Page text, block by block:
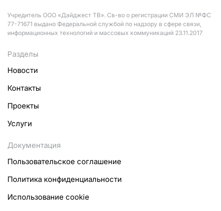
Учредитель ООО «Дайджест ТВ». Св-во о регистрации СМИ ЭЛ №ФС
77-71671 выдано Федеральной службой по надзору в сфере связи,
информационных технологий и массовых коммуникаций 23.11.2017
Разделы
Новости
Контакты
Проекты
Услуги
Документация
Пользовательское соглашение
Политика конфиденциальности
Использование cookie